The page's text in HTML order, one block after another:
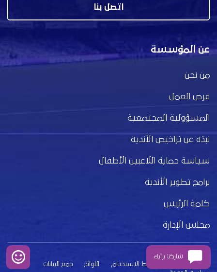
اتصل بنا
عن المؤسسة
من نحن
فرص العمل
المسؤولية المجتمعية
نبذة عن تراخيص الأندية
سياسة حماية اللاعبين الأطفال
برامج تطوير الأندية
كلمة الرئيس
مجلس الإدارة
بيان الخصوصية شروط الاستخدام اللوائح
جمع البيانات
شاركنا برأيك